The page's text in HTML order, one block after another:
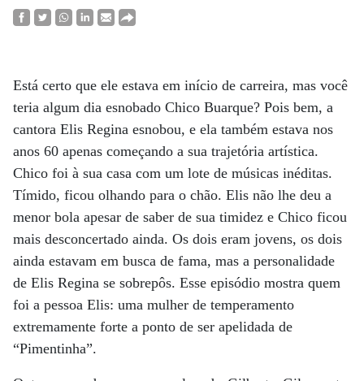
Está certo que ele estava em início de carreira, mas você
teria algum dia esnobado Chico Buarque? Pois bem, a
cantora Elis Regina esnobou, e ela também estava nos
anos 60 apenas começando a sua trajetória artística.
Chico foi à sua casa com um lote de músicas inéditas.
Tímido, ficou olhando para o chão. Elis não lhe deu a
menor bola apesar de saber de sua timidez e Chico ficou
mais desconcertado ainda. Os dois eram jovens, os dois
ainda estavam em busca de fama, mas a personalidade
de Elis Regina se sobrepôs. Esse episódio mostra quem
foi a pessoa Elis: uma mulher de temperamento
extremamente forte a ponto de ser apelidada de
“Pimentinha”.